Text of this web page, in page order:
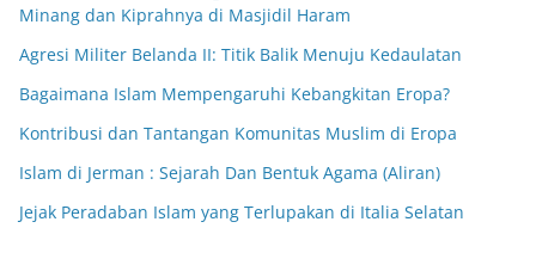
Minang dan Kiprahnya di Masjidil Haram
Agresi Militer Belanda II: Titik Balik Menuju Kedaulatan
Bagaimana Islam Mempengaruhi Kebangkitan Eropa?
Kontribusi dan Tantangan Komunitas Muslim di Eropa
Islam di Jerman : Sejarah Dan Bentuk Agama (Aliran)
Jejak Peradaban Islam yang Terlupakan di Italia Selatan